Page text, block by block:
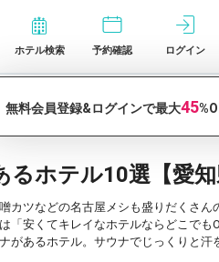
ホテル検索 予約確認 ログイン
【愛知県】
ホテル10選【愛知
カツなどの名古屋メシも盛りだくさ
安くてキレイなホテルならどこでも
あるホテル。サウナでじっくりと汗